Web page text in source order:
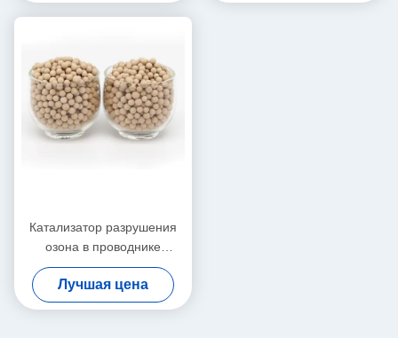
Катализатор разрушения
озона в проводнике
очистителя воздуха
вентиляции воздушных
судн расхода озона
Лучшая цена